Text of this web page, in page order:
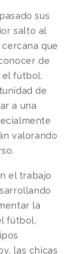
sus
salto al
que
de
el fútbol.
de
a una
valorando
el trabajo
la
fútbol,
las chicas